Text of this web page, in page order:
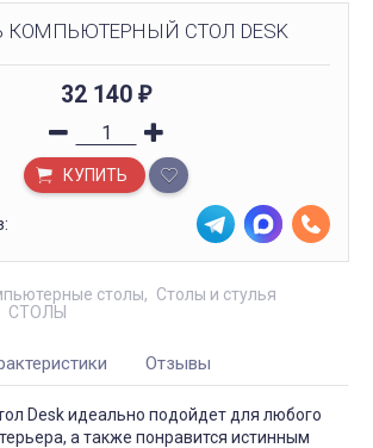
КОМПЬЮТЕРНЫЙ СТОЛ DESK
32 140 ₽
КУПИТЬ
столы
Столы и стулья
СТОЛЫ
Отзывы
Desk идеально подойдет для любого
а также понравится истинным